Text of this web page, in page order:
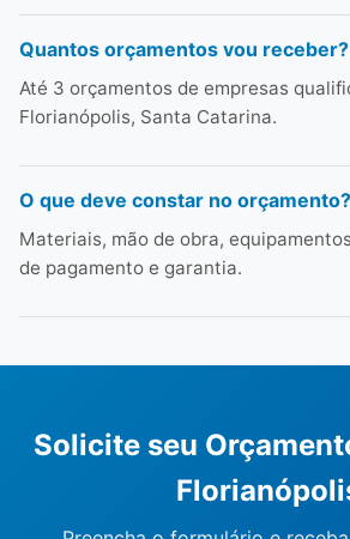
Quantos orçamentos vou receber?
Até 3 orçamentos de empresas
Florianópolis, Santa Catarina.
O que deve constar no orçamento?
Materiais, mão de obra,
de pagamento e garantia.
Solicite seu